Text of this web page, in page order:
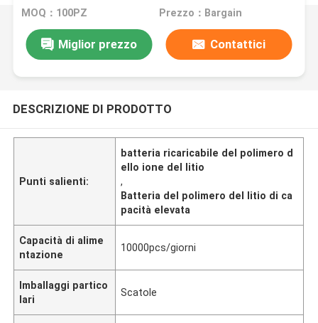
della batteria di LP652540 3,7 V 800mah Lipo
MOQ：100PZ Prezzo：Bargain
Miglior prezzo Contattici
DESCRIZIONE DI PRODOTTO
Punti salienti:
batteria ricaricabile del polimero d
ello ione del litio
,
Batteria del polimero del litio di ca
pacità elevata
Capacità di alime
ntazione
10000pcs/giorni
Imballaggi partico
lari
Scatole